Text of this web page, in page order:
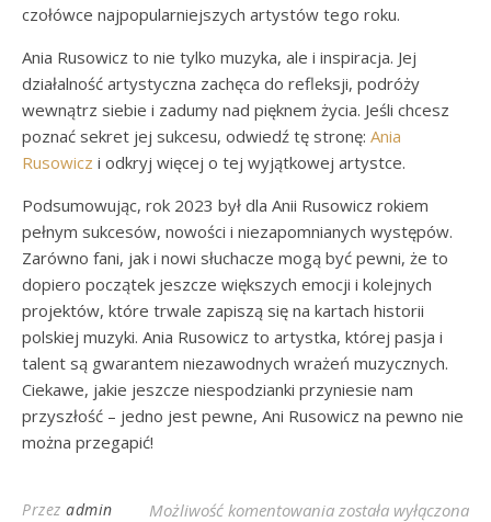
czołówce najpopularniejszych artystów tego roku.
Ania Rusowicz to nie tylko muzyka, ale i inspiracja. Jej
działalność artystyczna zachęca do refleksji, podróży
wewnątrz siebie i zadumy nad pięknem życia. Jeśli chcesz
poznać sekret jej sukcesu, odwiedź tę stronę: Ania
Rusowicz i odkryj więcej o tej wyjątkowej artystce.
Podsumowując, rok 2023 był dla Anii Rusowicz rokiem
pełnym sukcesów, nowości i niezapomnianych występów.
Zarówno fani, jak i nowi słuchacze mogą być pewni, że to
dopiero początek jeszcze większych emocji i kolejnych
projektów, które trwale zapiszą się na kartach historii
polskiej muzyki. Ania Rusowicz to artystka, której pasja i
talent są gwarantem niezawodnych wrażeń muzycznych.
Ciekawe, jakie jeszcze niespodzianki przyniesie nam
przyszłość – jedno jest pewne, Ani Rusowicz na pewno nie
można przegapić!
Przez admin Możliwość komentowania Ania Rusowicz:
została wyłączona